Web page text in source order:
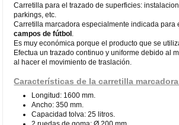
Carretilla para el trazado de superficies:
parkings, etc.
Carretilla marcadora especialmente indicada para
campos de fútbol
Es muy económica porque el producto que se
Efectua un trazado continuo y uniforme debido al
al hacer el movimiento de traslación.
Características de la carretilla
Longitud: 1600 mm.
Ancho: 350 mm.
Capacidad tolva: 25 litros.